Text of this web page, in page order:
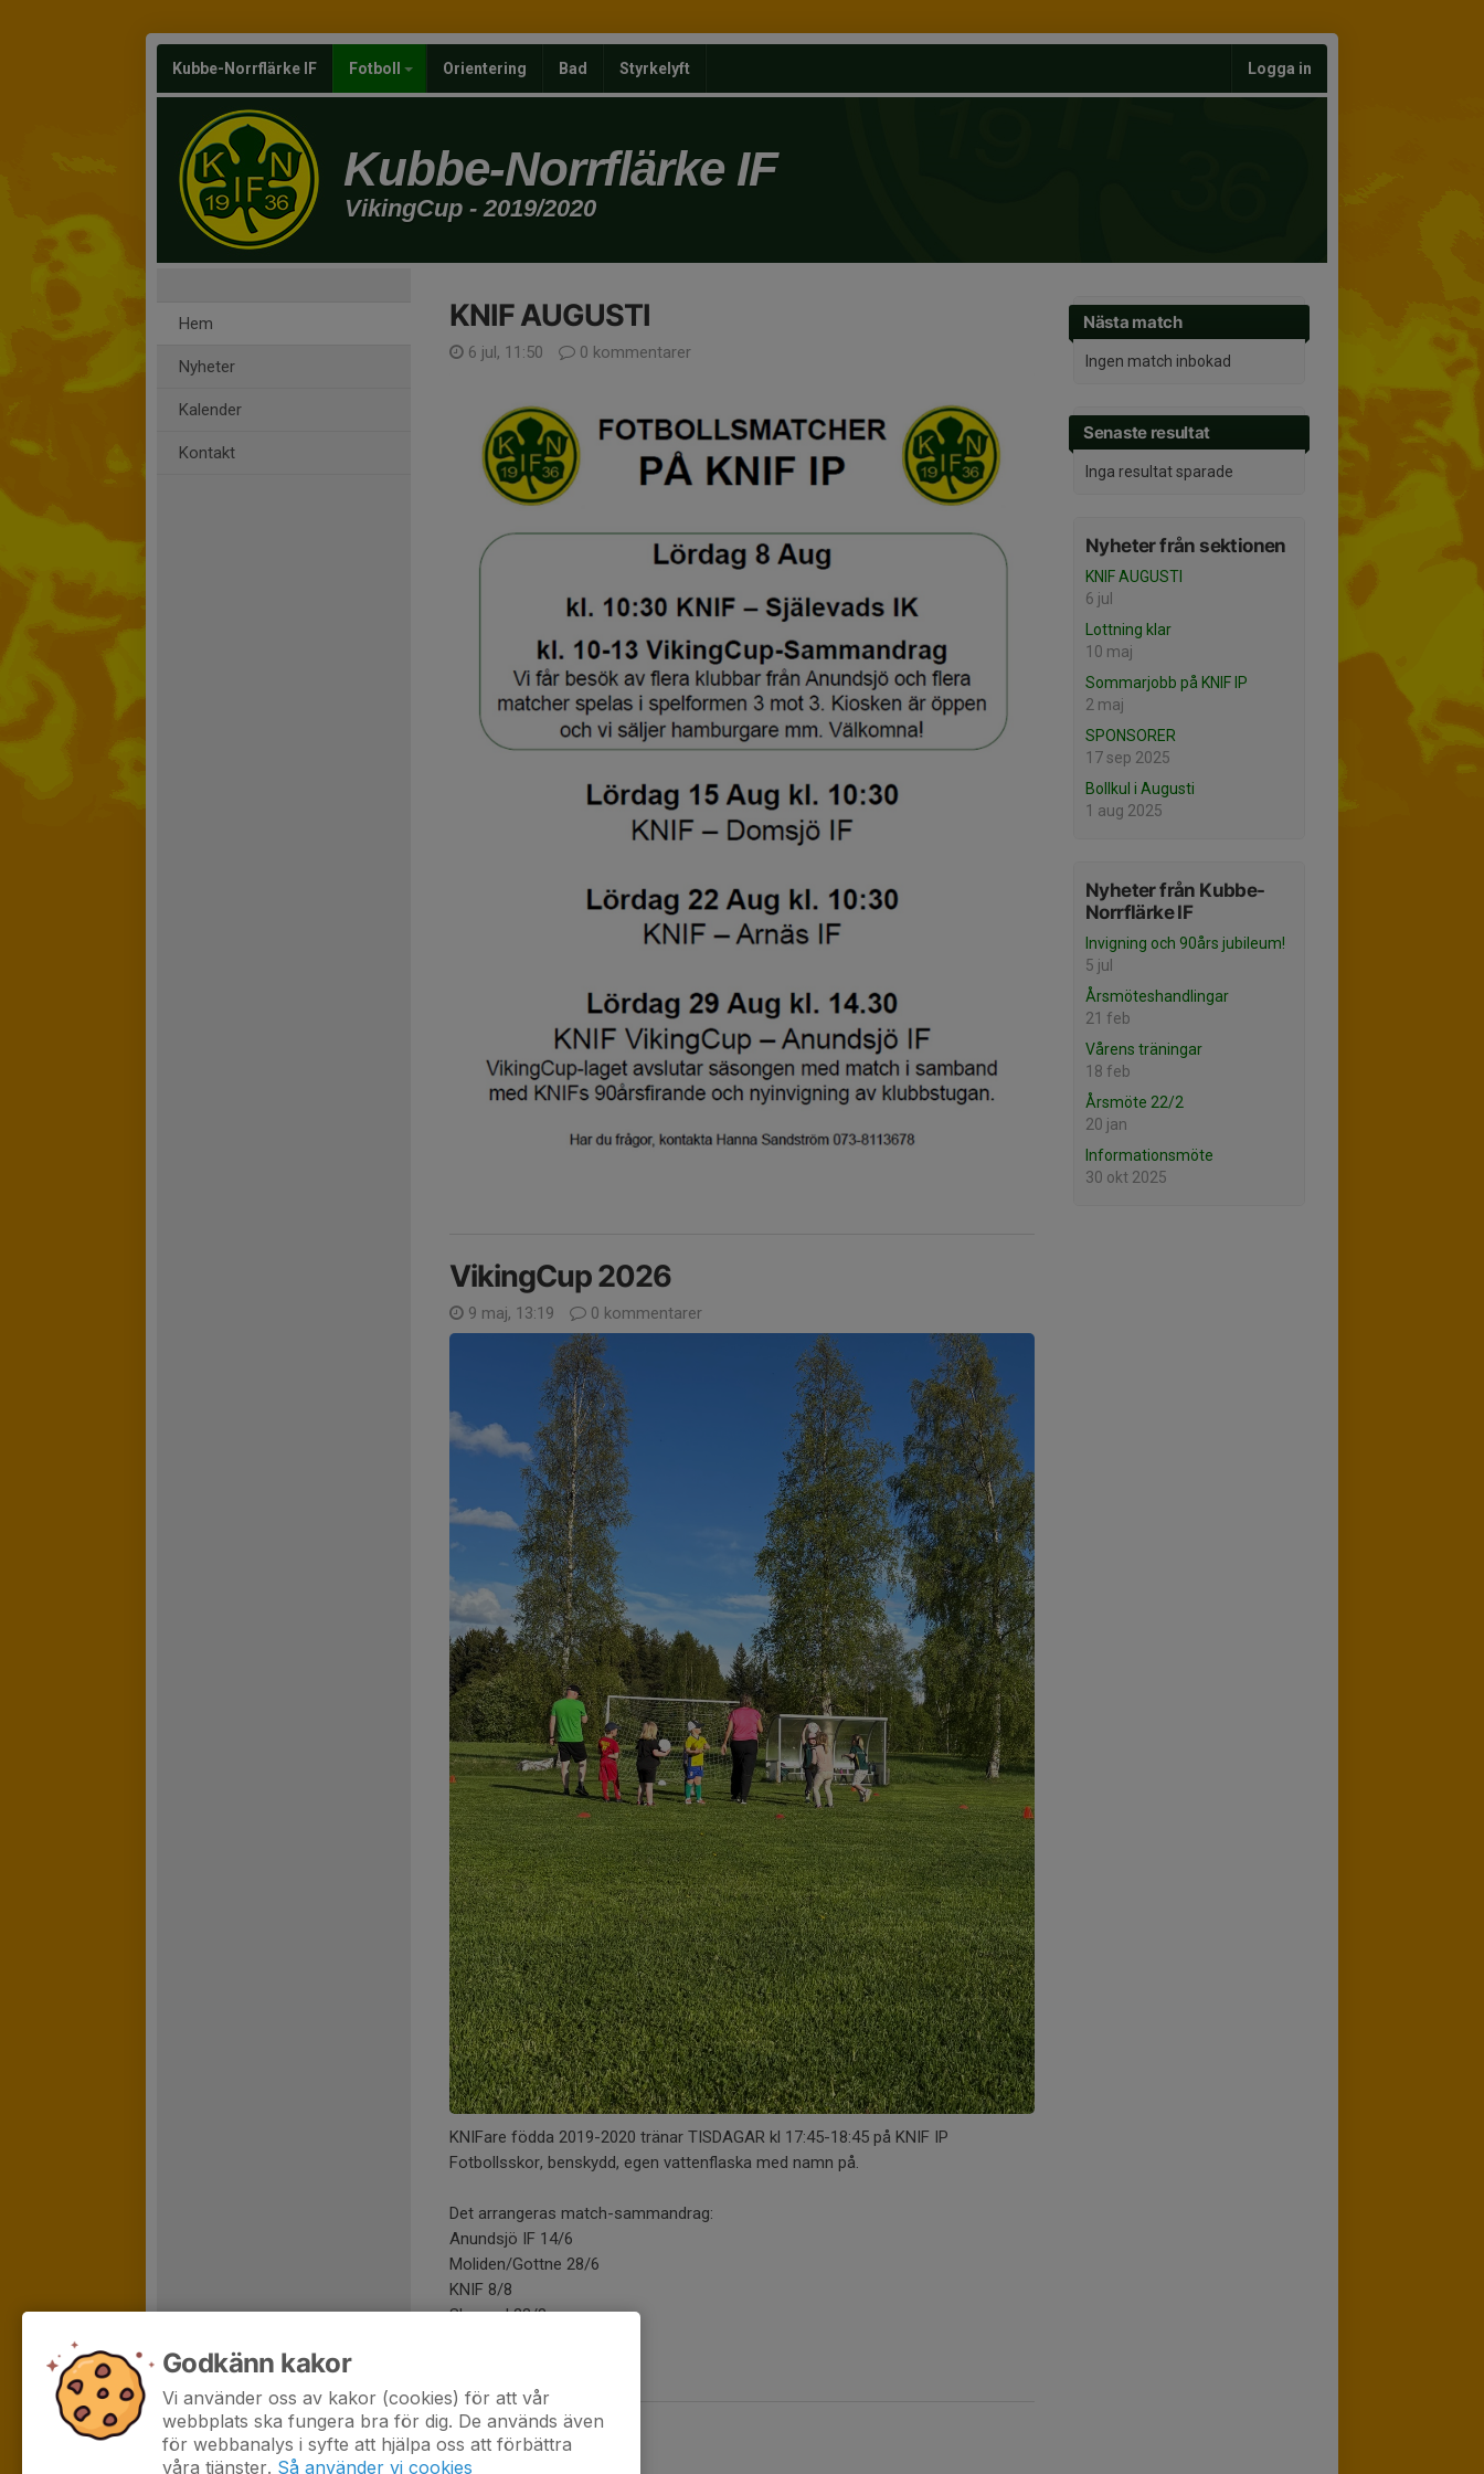
Kubbe-Norrflärke IF Fotboll Orientering Bad Styrkelyft Logga in
Kubbe-Norrflärke IF
VikingCup - 2019/2020
Hem
Nyheter
Kalender
Kontakt
Nästa match
Ingen match inbokad
Senaste resultat
Inga resultat sparade
Nyheter från sektionen
KNIF AUGUSTI
6 jul
Lottning klar
10 maj
Sommarjobb på KNIF IP
2 maj
SPONSORER
17 sep 2025
Bollkul i Augusti
1 aug 2025
Nyheter från Kubbe-
Norrflärke IF
Invigning och 90års jubileum!
5 jul
Årsmöteshandlingar
21 feb
Vårens träningar
18 feb
Årsmöte 22/2
20 jan
Informationsmöte
30 okt 2025
KNIF AUGUSTI
6 jul, 11:50 0 kommentarer
VikingCup 2026
9 maj, 13:19 0 kommentarer
KNIFare födda 2019-2020 tränar TISDAGAR kl 17:45-18:45 på KNIF IP
Fotbollsskor, benskydd, egen vattenflaska med namn på.
Det arrangeras match-sammandrag:
Anundsjö IF 14/6
Moliden/Gottne 28/6
KNIF 8/8
Skorped 23/8
Godkänn kakor
Vi använder oss av kakor (cookies) för att vår
webbplats ska fungera bra för dig. De används även
för webbanalys i syfte att hjälpa oss att förbättra
våra tjänster. Så använder vi cookies